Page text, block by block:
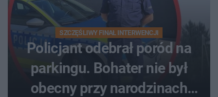
SZCZĘŚLIWY FINAŁ INTERWENCJI
Policjant odebrał poród na
parkingu. Bohater nie był
obecny przy narodzinach